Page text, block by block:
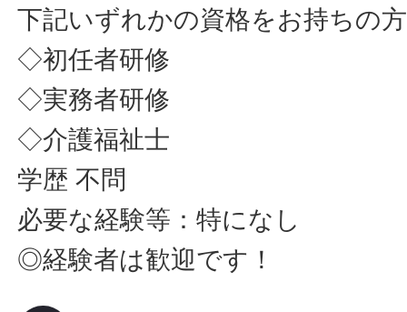
下記いずれかの資格をお持ちの方
◇初任者研修
◇実務者研修
◇介護福祉士
学歴 不問
必要な経験等：特になし
◎経験者は歓迎です！